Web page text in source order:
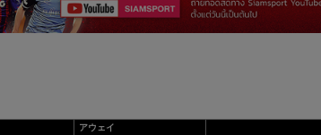
アウェイ